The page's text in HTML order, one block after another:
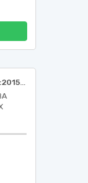
Посуд одноразовий (комплект) (ДК 021:2015: 39220000-0: Кухонне приладдя, товари для дому та господарства і приладдя для закладів громадського харчування)